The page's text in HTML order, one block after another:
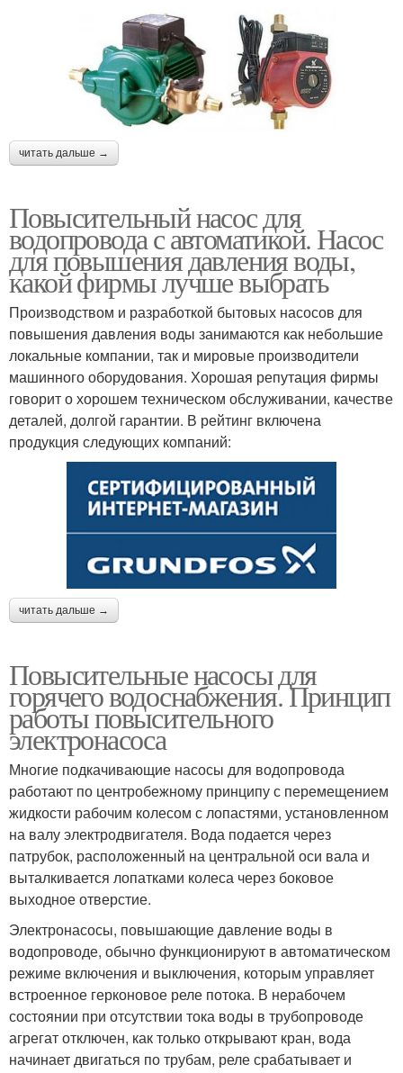
читать дальше →
Повысительный насос для
водопровода с автоматикой. Насос
для повышения давления воды,
какой фирмы лучше выбрать
Производством и разработкой бытовых насосов для
повышения давления воды занимаются как небольшие
локальные компании, так и мировые производители
машинного оборудования. Хорошая репутация фирмы
говорит о хорошем техническом обслуживании, качестве
деталей, долгой гарантии. В рейтинг включена
продукция следующих компаний:
читать дальше →
Повысительные насосы для
горячего водоснабжения. Принцип
работы повысительного
электронасоса
Многие подкачивающие насосы для водопровода
работают по центробежному принципу с перемещением
жидкости рабочим колесом с лопастями, установленном
на валу электродвигателя. Вода подается через
патрубок, расположенный на центральной оси вала и
выталкивается лопатками колеса через боковое
выходное отверстие.
Электронасосы, повышающие давление воды в
водопроводе, обычно функционируют в автоматическом
режиме включения и выключения, которым управляет
встроенное герконовое реле потока. В нерабочем
состоянии при отсутствии тока воды в трубопроводе
агрегат отключен, как только открывают кран, вода
начинает двигаться по трубам, реле срабатывает и